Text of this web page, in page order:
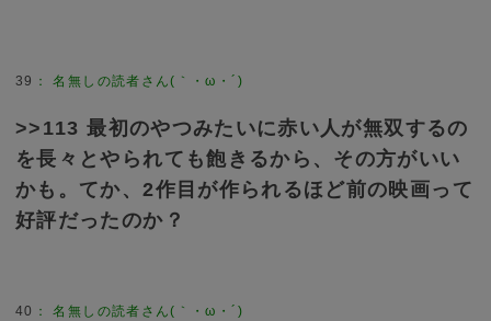
39 ：名無しの読者さん(｀・ω・´)
>>113 最初のやつみたいに赤い人が無双するの
を長々とやられても飽きるから、その方がいい
かも。てか、2作目が作られるほど前の映画って
好評だったのか？
40 ：名無しの読者さん(｀・ω・´)